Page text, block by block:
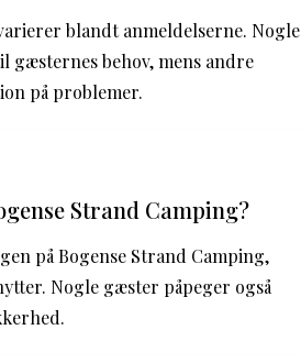
blandt anmeldelserne. Nogle
behov, mens andre
på problemer.
Strand Camping?
på Bogense Strand Camping,
Nogle gæster påpeger også